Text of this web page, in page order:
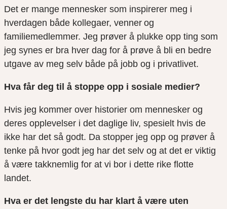
Det er mange mennesker som inspirerer meg i
hverdagen både kollegaer, venner og
familiemedlemmer. Jeg prøver å plukke opp ting som
jeg synes er bra hver dag for å prøve å bli en bedre
utgave av meg selv både på jobb og i privatlivet.
Hva får deg til å stoppe opp i sosiale medier?
Hvis jeg kommer over historier om mennesker og
deres opplevelser i det daglige liv, spesielt hvis de
ikke har det så godt. Da stopper jeg opp og prøver å
tenke på hvor godt jeg har det selv og at det er viktig
å være takknemlig for at vi bor i dette rike flotte
landet.
Hva er det lengste du har klart å være uten